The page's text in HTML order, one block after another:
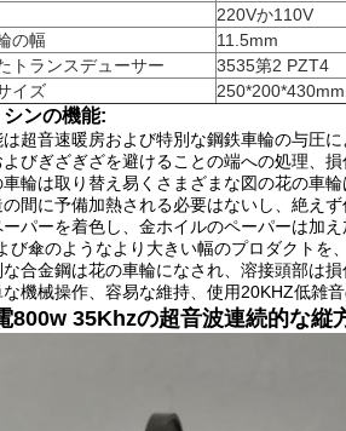
220Vか110V
の幅
11.5mm
トランスデューサー
3535第2 PZT4
イズ
250*200*430mm
ンの機能:
は超音速暖房および特別な鋼鉄車輪の与圧
よびぎざぎざを避けることの端への処理、
車輪は取り替え易くさまざまな図の花の車
の間に予備加熱される必要はないし、絶え
ーパーを着色し、金ホイルのペーパーは加
び傘のようなより大きい幅のプロダクトを
な合金鋼は花の車輪になされ、溶接頭部は
な機械操作、容易な維持、使用20KHZ低雑
800w 35Khzの超音波連続的な縦